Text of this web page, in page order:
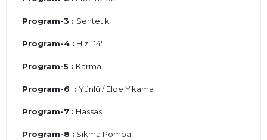
Program-3 : Sentetik
Program-4 : Hızlı 14'
Program-5 : Karma
Program-6 : Yünlü / Elde Yıkama
Program-7 : Hassas
Program-8 : Sıkma Pompa